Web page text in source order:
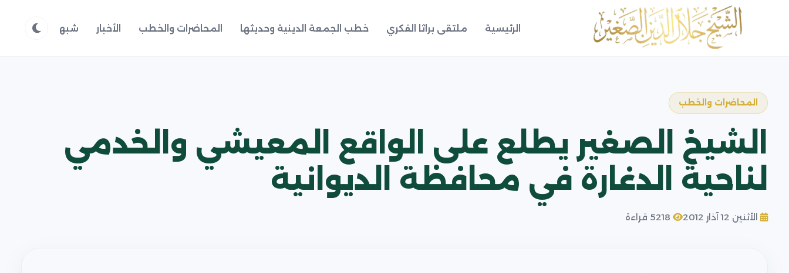
الرئيسية ملتقى براثا الفكري خطب الجمعة الدينية وحديثها المحاضرات والخطب الأخبار شبهات وردود
المحاضرات والخطب
الشيخ الصغير يطلع على الواقع المعيشي والخدمي
لناحية الدغارة في محافظة الديوانية
الأثنين 12 آذار 2012